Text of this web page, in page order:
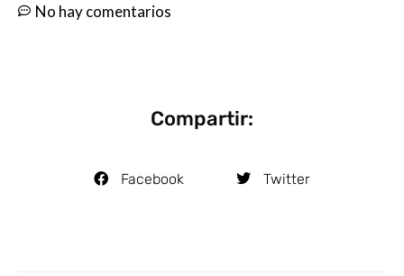
No hay comentarios
Compartir:
Facebook Twitter